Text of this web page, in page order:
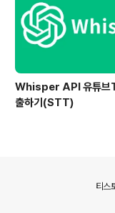
Whisper API 유튜브
출하기(STT)
티스